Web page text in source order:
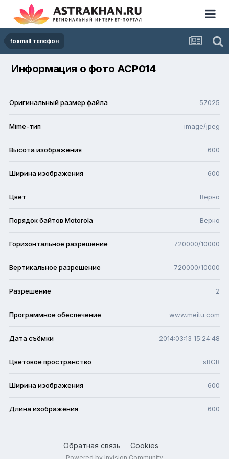
foxmall телефон
Информация о фото ACP014
Оригинальный размер файла 57025
Mime-тип image/jpeg
Высота изображения 600
Ширина изображения 600
Цвет Верно
Порядок байтов Motorola Верно
Горизонтальное разрешение 720000/10000
Вертикальное разрешение 720000/10000
Разрешение 2
Программное обеспечение www.meitu.com
Дата съёмки 2014:03:13 15:24:48
Цветовое пространство sRGB
Ширина изображения 600
Длина изображения 600
Обратная связь Cookies